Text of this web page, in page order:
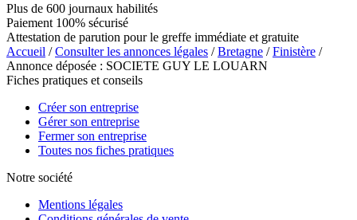
Plus de 600 journaux habilités
Paiement 100% sécurisé
Attestation de parution pour le greffe immédiate et gratuite
Accueil /Consulter les annonces légales /Bretagne /Finistère /
Annonce déposée : SOCIETE GUY LE LOUARN
Fiches pratiques et conseils
Créer son entreprise
Gérer son entreprise
Fermer son entreprise
Toutes nos fiches pratiques
Notre société
Mentions légales